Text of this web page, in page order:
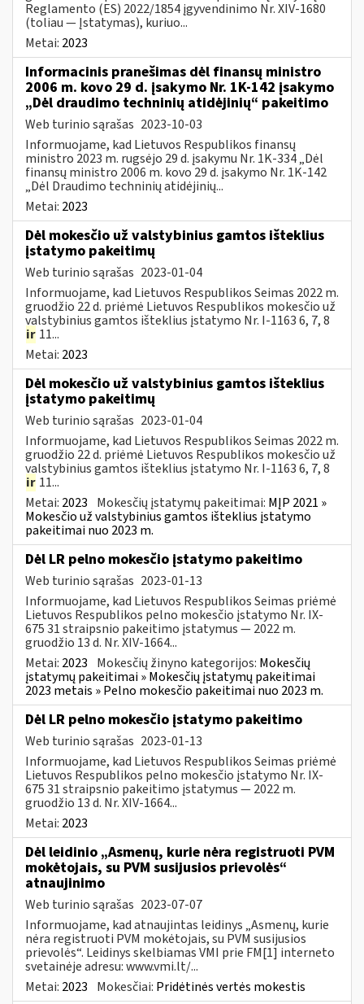
Reglamento (ES) 2022/1854 įgyvendinimo Nr. XIV-1680
(toliau — Įstatymas), kuriuo...
Metai: 2023
Informacinis pranešimas dėl finansų ministro
2006 m. kovo 29 d. įsakymo Nr. 1K-142 įsakymo
„Dėl draudimo techninių atidėjinių“ pakeitimo
Web turinio sąrašas 2023-10-03
Informuojame, kad Lietuvos Respublikos finansų
ministro 2023 m. rugsėjo 29 d. įsakymu Nr. 1K-334 „Dėl
finansų ministro 2006 m. kovo 29 d. įsakymo Nr. 1K-142
„Dėl Draudimo techninių atidėjinių...
Metai: 2023
Dėl mokesčio už valstybinius gamtos išteklius
įstatymo pakeitimų
Web turinio sąrašas 2023-01-04
Informuojame, kad Lietuvos Respublikos Seimas 2022 m.
gruodžio 22 d. priėmė Lietuvos Respublikos mokesčio už
valstybinius gamtos išteklius įstatymo Nr. I-1163 6, 7, 8
ir 11...
Metai: 2023
Dėl mokesčio už valstybinius gamtos išteklius
įstatymo pakeitimų
Web turinio sąrašas 2023-01-04
Informuojame, kad Lietuvos Respublikos Seimas 2022 m.
gruodžio 22 d. priėmė Lietuvos Respublikos mokesčio už
valstybinius gamtos išteklius įstatymo Nr. I-1163 6, 7, 8
ir 11...
Metai: 2023 Mokesčių įstatymų pakeitimai: MĮP 2021 »
Mokesčio už valstybinius gamtos išteklius įstatymo
pakeitimai nuo 2023 m.
Dėl LR pelno mokesčio įstatymo pakeitimo
Web turinio sąrašas 2023-01-13
Informuojame, kad Lietuvos Respublikos Seimas priėmė
Lietuvos Respublikos pelno mokesčio įstatymo Nr. IX-
675 31 straipsnio pakeitimo įstatymus — 2022 m.
gruodžio 13 d. Nr. XIV-1664...
Metai: 2023 Mokesčių žinyno kategorijos: Mokesčių
įstatymų pakeitimai » Mokesčių įstatymų pakeitimai
2023 metais » Pelno mokesčio pakeitimai nuo 2023 m.
Dėl LR pelno mokesčio įstatymo pakeitimo
Web turinio sąrašas 2023-01-13
Informuojame, kad Lietuvos Respublikos Seimas priėmė
Lietuvos Respublikos pelno mokesčio įstatymo Nr. IX-
675 31 straipsnio pakeitimo įstatymus — 2022 m.
gruodžio 13 d. Nr. XIV-1664...
Metai: 2023
Dėl leidinio „Asmenų, kurie nėra registruoti PVM
mokėtojais, su PVM susijusios prievolės“
atnaujinimo
Web turinio sąrašas 2023-07-07
Informuojame, kad atnaujintas leidinys „Asmenų, kurie
nėra registruoti PVM mokėtojais, su PVM susijusios
prievolės“. Leidinys skelbiamas VMI prie FM[1] interneto
svetainėje adresu: www.vmi.lt/...
Metai: 2023 Mokesčiai: Pridėtinės vertės mokestis